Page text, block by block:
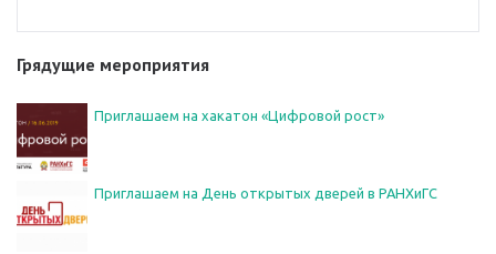
Грядущие мероприятия
Приглашаем на хакатон «Цифровой рост»
Приглашаем на День открытых дверей в РАНХиГС